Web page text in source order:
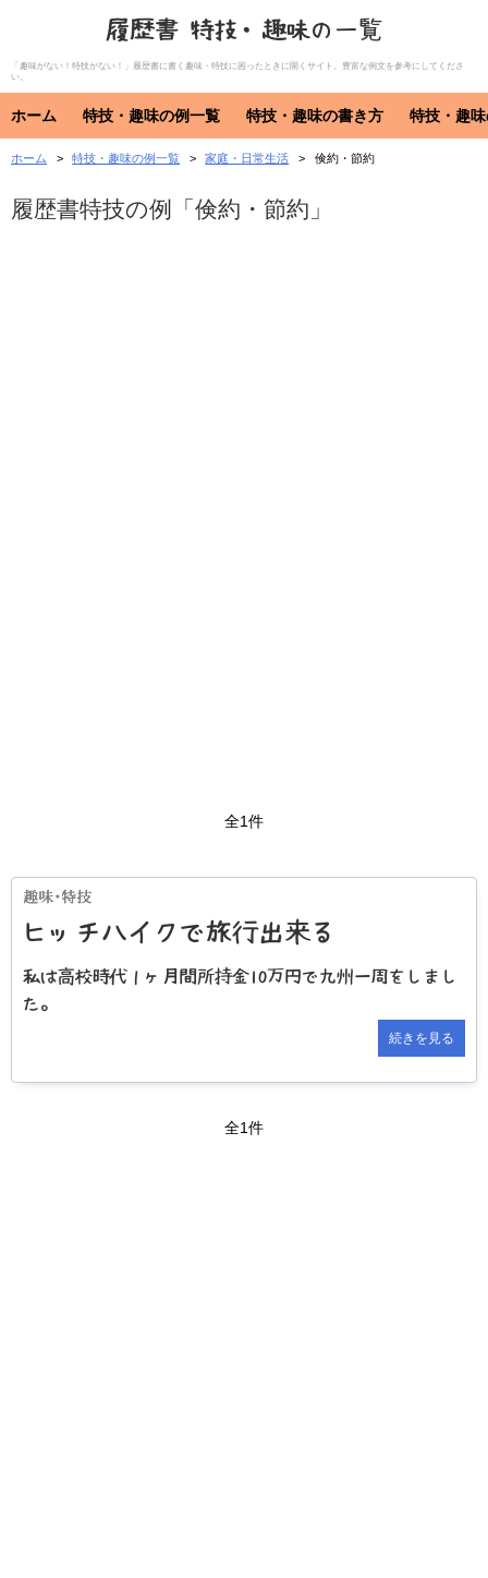
履歴書 特技・趣味の一覧
「趣味がない！特技がない！」履歴書に書く趣味・特技に困ったときに開くサイト。豊富な例文を参考にしてくださ
い。
ホーム 特技・趣味の例一覧
特技・趣味
資格・免許
特技・趣味の書き方
特技
趣味
資格・免許
特技・趣
ホーム 特技・趣味の例一覧 家庭・日常生活 倹約・節約
履歴書特技の例「倹約・節約」
全1件
ヒッチハイクで旅行出来る
私は高校時代１ヶ月間所持金10万円で九州一周をしまし
た。
続きを見る
全1件